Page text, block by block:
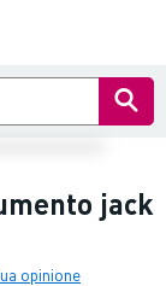
jack
opinione